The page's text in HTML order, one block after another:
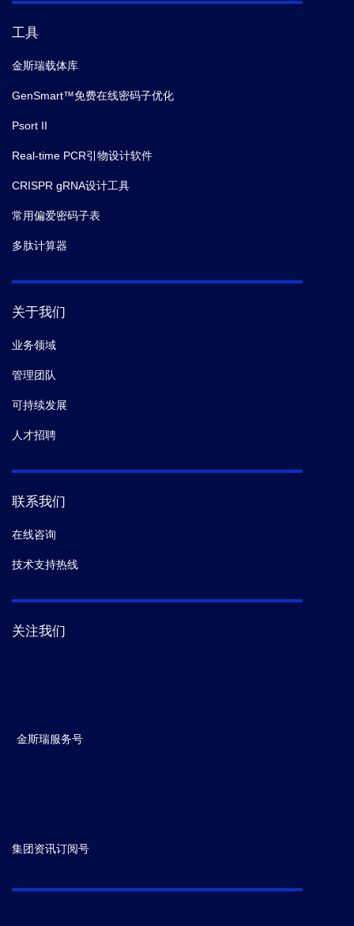
工具
金斯瑞载体库
GenSmart™免费在线密码子优化
Psort II
Real-time PCR引物设计软件
CRISPR gRNA设计工具
常用偏爱密码子表
多肽计算器
关于我们
业务领域
管理团队
可持续发展
人才招聘
联系我们
在线咨询
技术支持热线
关注我们
金斯瑞服务号
集团资讯订阅号